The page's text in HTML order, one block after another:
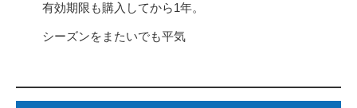
有効期限も購入してから1年。
シーズンをまたいでも平気